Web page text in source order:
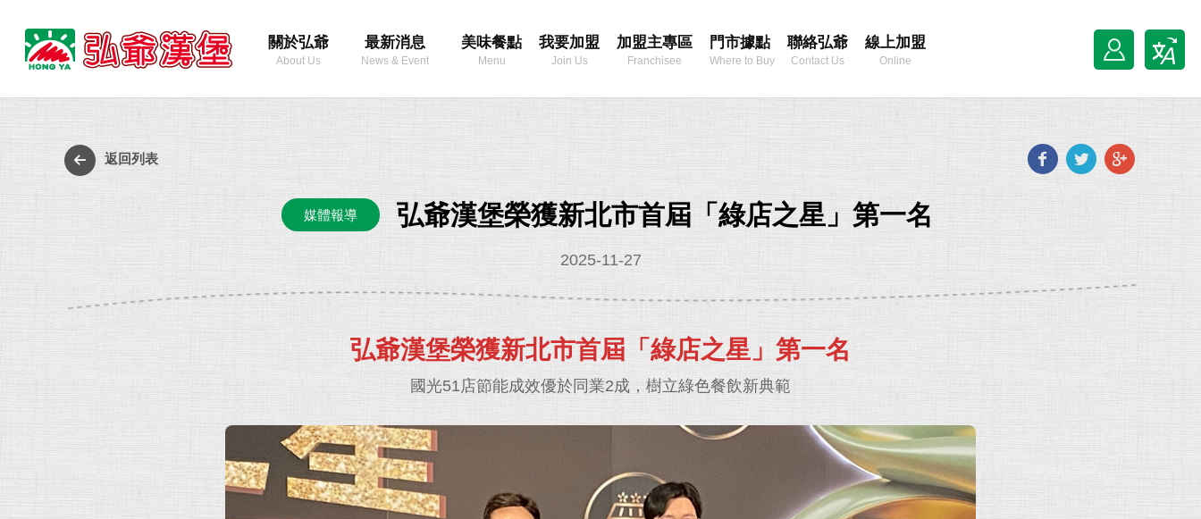
弘
爺
關於弘爺
About Us
最新消息
News & Event
美味餐點
Menu
我要加盟
Join Us
加盟主專區
Franchisee
門市據點
Where to Buy
聯絡弘爺
Contact Us
線上加盟
Online
返回列表 Facebook
Twitter
媒體報導 弘爺漢堡榮獲新北市首屆「綠店之星」第一名
2025-11-27
弘爺漢堡榮獲新北市首屆「綠店之星」第一名
國光51店節能成效優於同業2成，樹立綠色餐飲新典範